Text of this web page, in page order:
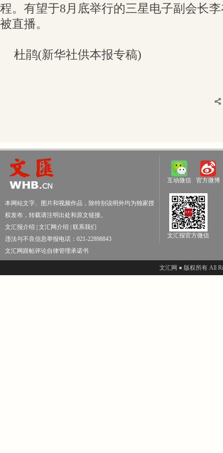
程。有望于8月底举行的三星电子副会长
被直播。
杜鹃(新华社供本报专稿)
本网站文字、图片和视频作品，除特别说明外均为独家授
权发布，转载请注明出处和原文链接。
文汇报介绍
文汇网介绍
联系我们
违法与不良信息举报电话：021-22898843
文汇网跟帖评论自律管理承诺书
互动微信 官方微博
文汇报官方微信
文汇网 ● 版权所有 All